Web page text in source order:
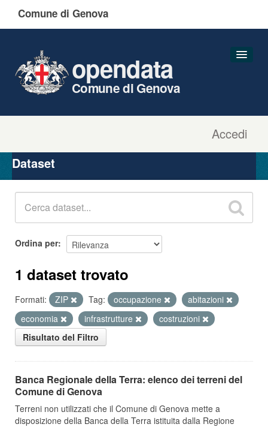
Comune di Genova
Accedi
opendata
Comune di Genova
Organizzazioni
Gruppi
Dataset
Ordina per
1 dataset trovato
Formati: ZIP Tag: occupazione
abitazioni
economia
infrastrutture
costruzioni
Risultato del Filtro
Banca Regionale della Terra: elenco dei terreni del
Comune di Genova
Terreni non utilizzati che il Comune di Genova mette a
disposizione della Banca della Terra istituita dalla Regione